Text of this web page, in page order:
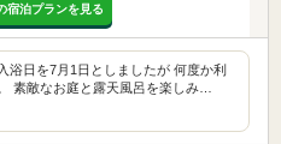
宿泊プランを見る
浴日を7月1日としましたが 何度か利
素敵なお庭と露天風呂を楽しみ…